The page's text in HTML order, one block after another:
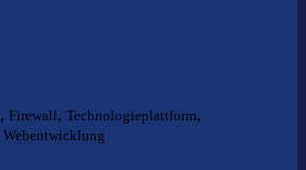
, Firewall, Technologieplattform,
Webentwicklung